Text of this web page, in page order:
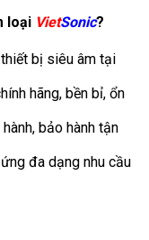
loại VietSonic?
bị siêu âm tại
hãng, bền bỉ, ổn
bảo hành tận
đa dạng nhu cầu